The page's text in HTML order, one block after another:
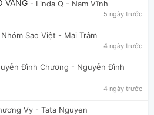
VẮNG - Linda Q - Nam Vĩnh
5 ngày trước
Sao Việt - Mai Trâm
4 ngày trước
Đình Chương - Nguyễn Đình
4 ngày trước
Vy - Tata Nguyen